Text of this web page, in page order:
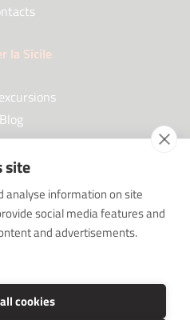
site
analyse information on site
social media features and
and advertisements.
cookies
la Sicile
Blog
non sei solo